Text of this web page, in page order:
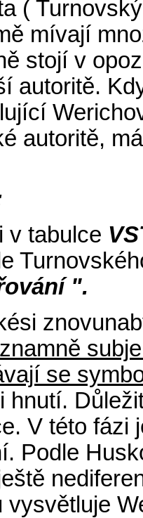
(
mívají
stojí v
autoritě.
autoritě,
v tabulce
".
se
hnutí.
V této fázi
Podle
vysvětluje